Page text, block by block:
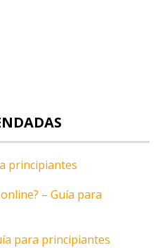
principiantes
– Guía para
para principiantes